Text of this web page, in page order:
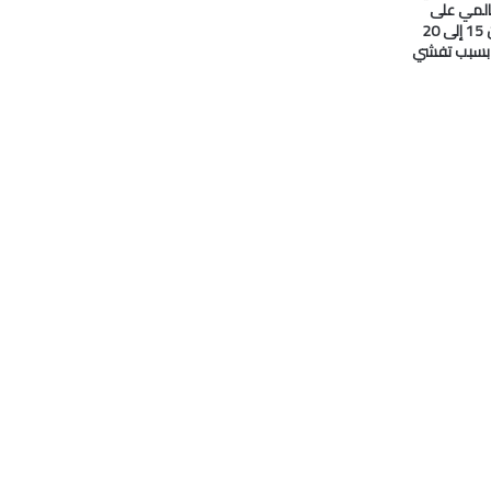
على
#النفط انخفض من 15 إلى 20
بسبب تفشي